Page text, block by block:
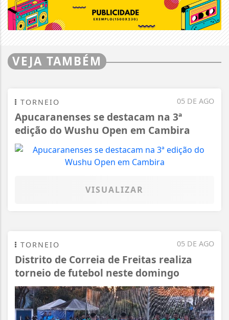
VEJA TAMBÉM
05 DE AGO
TORNEIO
Apucaranenses se destacam na 3ª
edição do Wushu Open em Cambira
VISUALIZAR
05 DE AGO
TORNEIO
Distrito de Correia de Freitas realiza
torneio de futebol neste domingo